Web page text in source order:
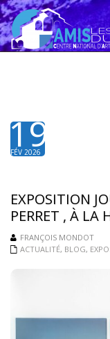
19
FÉV 2026
EXPOSITION
PERRET , À LA
FRANÇOIS MONDOT
ACTUALITÉ, BLOG,